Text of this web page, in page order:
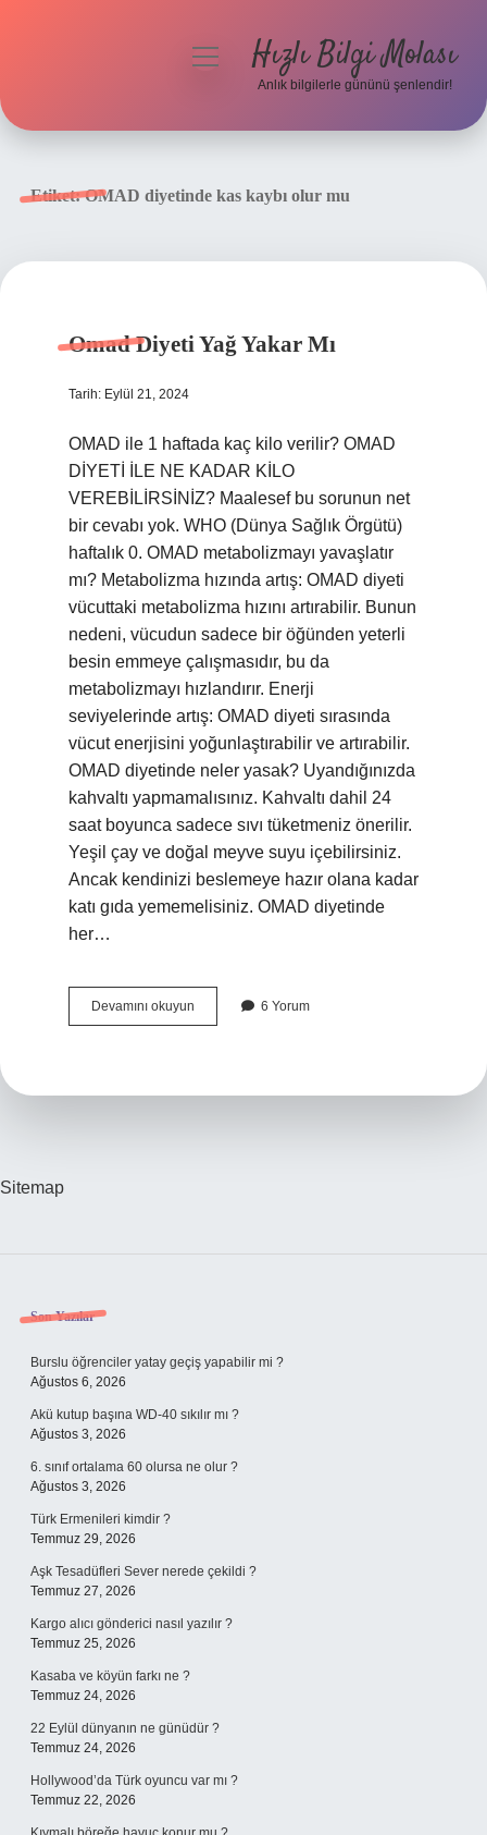
menüyüHızlı Bilgi Molası
Anlık bilgilerle gününü şenlendir!
Etiket:OMAD diyetinde kas kaybı olur mu
Omad Diyeti Yağ Yakar Mı
Tarih: Eylül 21, 2024
OMAD ile 1 haftada kaç kilo verilir? OMAD
DİYETİ İLE NE KADAR KİLO
VEREBİLİRSİNİZ? Maalesef bu sorunun net
bir cevabı yok. WHO (Dünya Sağlık Örgütü)
haftalık 0. OMAD metabolizmayı yavaşlatır
mı? Metabolizma hızında artış: OMAD diyeti
vücuttaki metabolizma hızını artırabilir. Bunun
nedeni, vücudun sadece bir öğünden yeterli
besin emmeye çalışmasıdır, bu da
metabolizmayı hızlandırır. Enerji
seviyelerinde artış: OMAD diyeti sırasında
vücut enerjisini yoğunlaştırabilir ve artırabilir.
OMAD diyetinde neler yasak? Uyandığınızda
kahvaltı yapmamalısınız. Kahvaltı dahil 24
saat boyunca sadece sıvı tüketmeniz önerilir.
Yeşil çay ve doğal meyve suyu içebilirsiniz.
Ancak kendinizi beslemeye hazır olana kadar
katı gıda yememelisiniz. OMAD diyetinde
her…
Devamını okuyun
Diyeti
6 Yorum
Sitemap
Sidebar
Son Yazılar
Burslu öğrenciler yatay geçiş yapabilir mi ?
Ağustos 6, 2026
Akü kutup başına WD-40 sıkılır mı ?
Ağustos 3, 2026
6. sınıf ortalama 60 olursa ne olur ?
Ağustos 3, 2026
Türk Ermenileri kimdir ?
Temmuz 29, 2026
Aşk Tesadüfleri Sever nerede çekildi ?
Temmuz 27, 2026
Kargo alıcı gönderici nasıl yazılır ?
Temmuz 25, 2026
Kasaba ve köyün farkı ne ?
Temmuz 24, 2026
22 Eylül dünyanın ne günüdür ?
Temmuz 24, 2026
Hollywood’da Türk oyuncu var mı ?
Temmuz 22, 2026